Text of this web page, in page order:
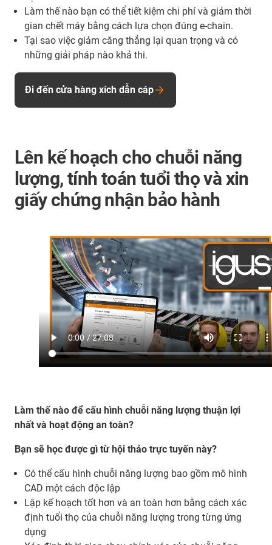
Làm thế nào bạn có thể tiết kiệm chi phí và giảm thời
gian chết máy bằng cách lựa chọn đúng e-chain.
Tại sao việc giảm căng thẳng lại quan trọng và có
những giải pháp nào khả thi.
Đi đến cửa hàng xích dẫn cáp
Lên kế hoạch cho chuỗi năng
lượng, tính toán tuổi thọ và xin
giấy chứng nhận bảo hành
Làm thế nào để cấu hình chuỗi năng lượng thuận lợi
nhất và hoạt động an toàn?
Bạn sẽ học được gì từ hội thảo trực tuyến này?
Có thể cấu hình chuỗi năng lượng bao gồm mô hình
CAD một cách độc lập
Lập kế hoạch tốt hơn và an toàn hơn bằng cách xác
định tuổi thọ của chuỗi năng lượng trong từng ứng
dụng